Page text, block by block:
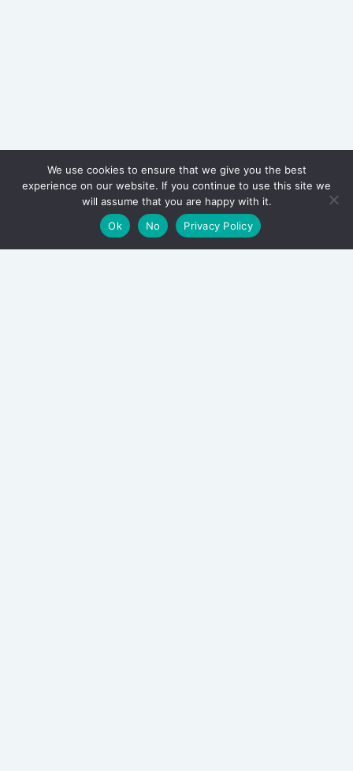
We use cookies to ensure that we give you the best
experience on our website. If you continue to use this site we
will assume that you are happy with it.
Ok
No Privacy Policy